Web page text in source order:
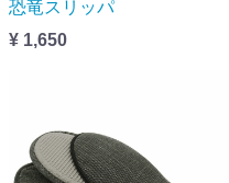
恐竜スリッパ
¥ 1,650